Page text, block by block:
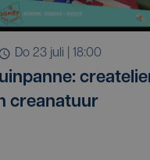
do 23 juli | 18:00
creanatuur